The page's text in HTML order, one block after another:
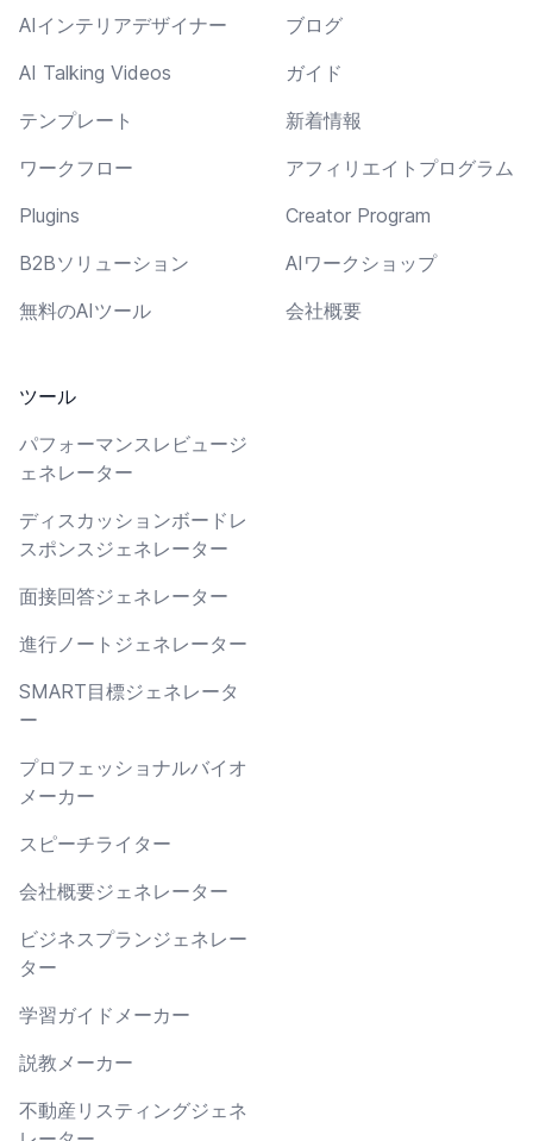
AIインテリアデザイナー
AI Talking Videos
テンプレート
ワークフロー
Plugins
B2Bソリューション
無料のAIツール
ツール
パフォーマンスレビュージ
ェネレーター
ディスカッションボードレ
スポンスジェネレーター
面接回答ジェネレーター
進行ノートジェネレーター
SMART目標ジェネレータ
ー
プロフェッショナルバイオ
メーカー
スピーチライター
会社概要ジェネレーター
ビジネスプランジェネレー
ター
学習ガイドメーカー
説教メーカー
不動産リスティングジェネ
ブログ
ガイド
新着情報
アフィリエイトプログラム
Creator Program
AIワークショップ
会社概要